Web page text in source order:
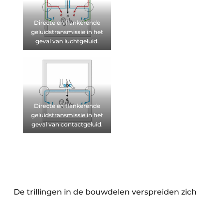
Veiligheid & Opleiding
Zonwering
Directe en flankerende
geluidstransmissie in het
geval van luchtgeluid.
Directe en flankerende
geluidstransmissie in het
geval van contactgeluid.
De trillingen in de bouwdelen verspreiden zich